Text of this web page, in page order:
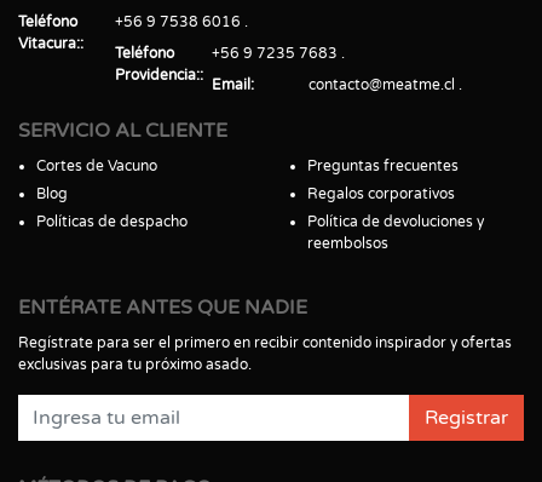
Teléfono
Vitacura:
+56 9 7538 6016
Teléfono
Providencia:
+56 9 7235 7683
Email
contacto@meatme.cl
SERVICIO AL CLIENTE
Cortes de Vacuno
Blog
Políticas de despacho
Preguntas frecuentes
Regalos corporativos
Política de devoluciones y
reembolsos
ENTÉRATE ANTES QUE NADIE
Regístrate para ser el primero en recibir contenido inspirador y ofertas
exclusivas para tu próximo asado.
Registrar